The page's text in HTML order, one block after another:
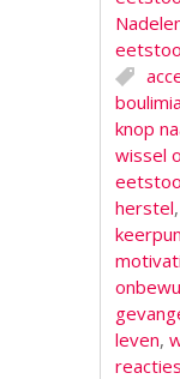
boulimia
knop
wissel
herstel
leven,
reacties